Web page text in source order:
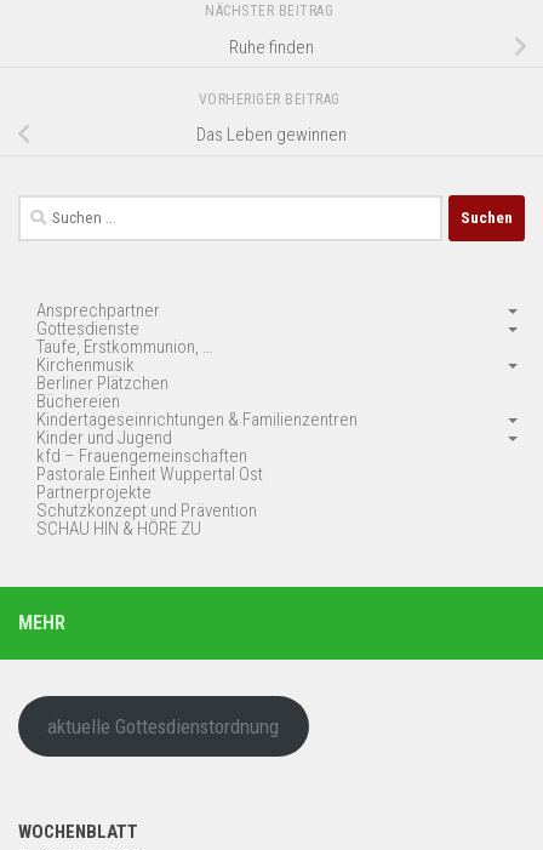
NÄCHSTER BEITRAG
Ruhe finden
VORHERIGER BEITRAG
Das Leben gewinnen
Suchen
nach:
Ansprechpartner
Gottesdienste
Taufe, Erstkommunion, …
Kirchenmusik
Berliner Plätzchen
Büchereien
Kindertageseinrichtungen & Familienzentren
Kinder und Jugend
kfd – Frauengemeinschaften
Pastorale Einheit Wuppertal Ost
Partnerprojekte
Schutzkonzept und Prävention
SCHAU HIN & HÖRE ZU
MEHR
aktuelle Gottesdienstordnung
WOCHENBLATT